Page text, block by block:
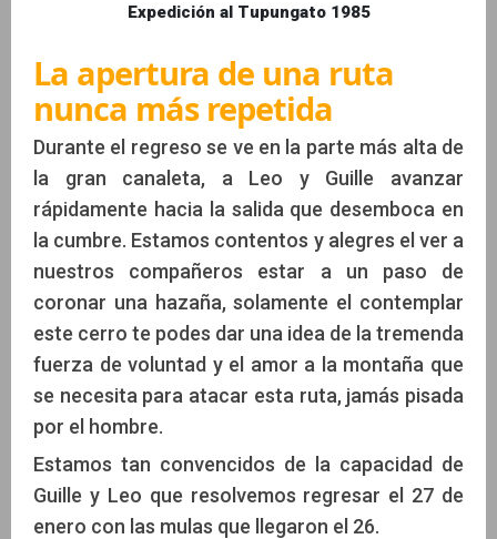
Expedición al Tupungato 1985
La apertura de una ruta
nunca más repetida
Durante el regreso se ve en la parte más alta de
la gran canaleta, a Leo y Guille avanzar
rápidamente hacia la salida que desemboca en
la cumbre. Estamos contentos y alegres el ver a
nuestros compañeros estar a un paso de
coronar una hazaña, solamente el contemplar
este cerro te podes dar una idea de la tremenda
fuerza de voluntad y el amor a la montaña que
se necesita para atacar esta ruta, jamás pisada
por el hombre.
Estamos tan convencidos de la capacidad de
Guille y Leo que resolvemos regresar el 27 de
enero con las mulas que llegaron el 26.